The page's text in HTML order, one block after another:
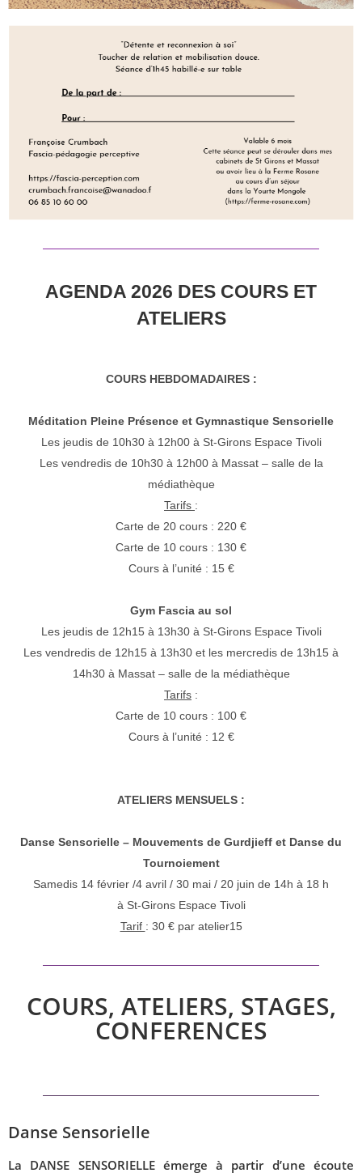
AGENDA 2026 DES COURS ET
ATELIERS
COURS HEBDOMADAIRES :
Méditation Pleine Présence et Gymnastique Sensorielle
Les jeudis de 10h30 à 12h00 à St-Girons Espace Tivoli
Les vendredis de 10h30 à 12h00 à Massat – salle de la
médiathèque
Tarifs :
Carte de 20 cours : 220 €
Carte de 10 cours : 130 €
Cours à l’unité : 15 €
Gym Fascia au sol
Les jeudis de 12h15 à 13h30 à St-Girons Espace Tivoli
Les vendredis de 12h15 à 13h30 et les mercredis de 13h15 à
14h30 à Massat – salle de la médiathèque
Tarifs :
Carte de 10 cours : 100 €
Cours à l’unité : 12 €
ATELIERS MENSUELS :
Danse Sensorielle – Mouvements de Gurdjieff et Danse du
Tournoiement
Samedis 14 février /4 avril / 30 mai / 20 juin de 14h à 18 h
à St-Girons Espace Tivoli
Tarif : 30 € par atelier15
COURS, ATELIERS, STAGES,
CONFERENCES
Danse Sensorielle
La DANSE SENSORIELLE émerge à partir d’une écoute